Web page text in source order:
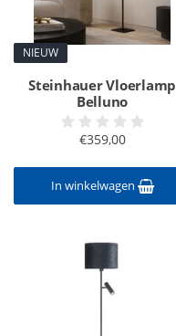
NIEUW
Steinhauer Vloerlamp
Belluno
€359,00
In winkelwagen